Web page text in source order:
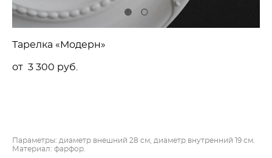
Тарелка «Модерн»
от 3 300 pуб.
Параметры: диаметр внешний 28 см, диаметр внутренний 19 см.
Материал: фарфор.